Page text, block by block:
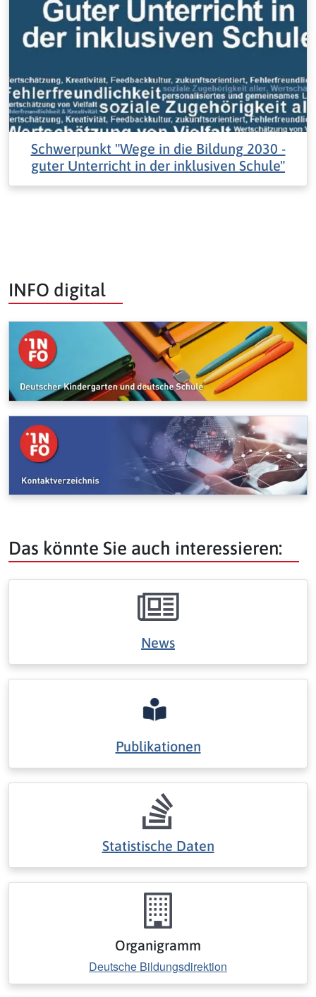
Schwerpunkt "Wege in die Bildung 2030 -
guter Unterricht in der inklusiven Schule"
INFO digital
Das könnte Sie auch interessieren:
News
Publikationen
Statistische Daten
Organigramm
Deutsche Bildungsdirektion